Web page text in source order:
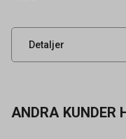
Detaljer
UNSPSC
ANDRA KUNDER